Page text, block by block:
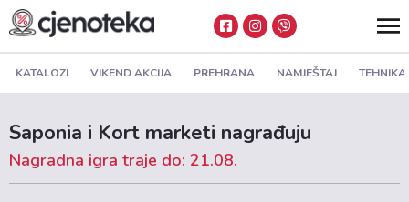
KATALOZI VIKEND AKCIJA PREHRANA NAMJEŠTAJ TEHNIKA
Saponia i Kort marketi nagrađuju
Nagradna igra traje do: 21.08.